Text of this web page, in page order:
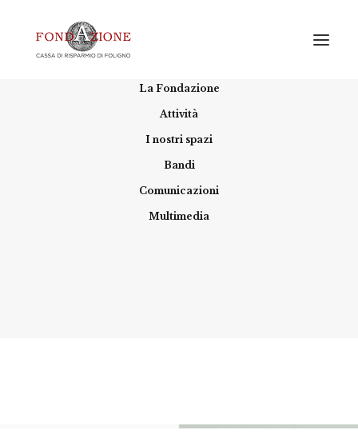
La Fondazione
Attività
I nostri spazi
Bandi
Comunicazioni
Multimedia